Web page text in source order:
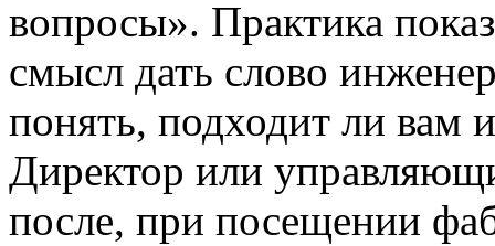
вопросы». Практика
смысл дать слово
понять, подходит ли вам
Директор или
после, при посещении